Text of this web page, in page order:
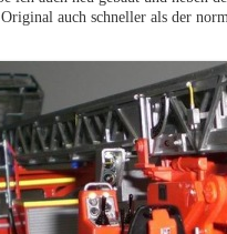
auch schneller als der